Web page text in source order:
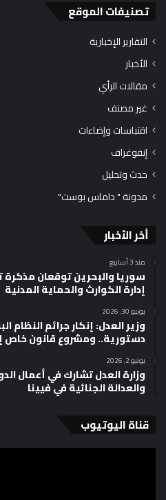
تصنيفات الموقع
التقارير الإخبارية
الأخبار
مقالات الرأي
غير مصنف
اقتباسات وإضاءات
إنفوغراف
حدث وتحليل
مدونة " داماس بوست"
أخر الأخبار
منذ 3 أسابيع
سوريا والبحرين توقعان مذكرة
إدارة الكوارث والحماية المدنية
يونيو 30, 2026
وزير العدل: إنكار جرائم النظام
دستورية.. ومشروع قانون
يونيو 2, 2026
والعدالة الجنائية في فيينا
قناة اليوتيوب